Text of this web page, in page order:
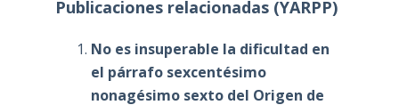
Publicaciones relacionadas (YARPP)
No es insuperable la dificultad en
el párrafo sexcentésimo
nonagésimo sexto del Origen de